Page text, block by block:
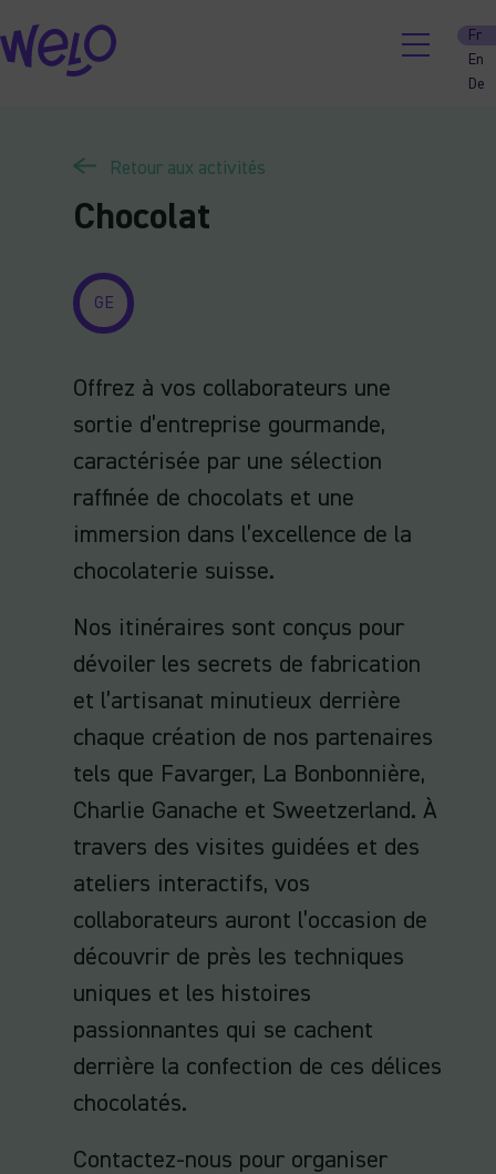
Skip
to
content
Fr
En
De
Retour aux activités
Chocolat
GE
Offrez à vos collaborateurs une
sortie d’entreprise gourmande,
caractérisée par une sélection
raffinée de chocolats et une
immersion dans l’excellence de la
chocolaterie suisse.
Nos itinéraires sont conçus pour
dévoiler les secrets de fabrication
et l’artisanat minutieux derrière
chaque création de nos partenaires
tels que Favarger, La Bonbonnière,
Charlie Ganache et Sweetzerland. À
travers des visites guidées et des
ateliers interactifs, vos
collaborateurs auront l’occasion de
découvrir de près les techniques
uniques et les histoires
passionnantes qui se cachent
derrière la confection de ces délices
chocolatés.
Contactez-nous pour organiser